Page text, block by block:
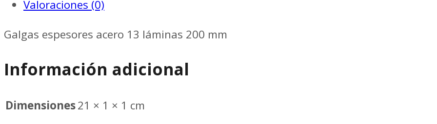
MM
//
20013
Valoraciones (0)
Galgas espesores acero 13 láminas 200 mm
Información adicional
Dimensiones21 × 1 × 1 cm